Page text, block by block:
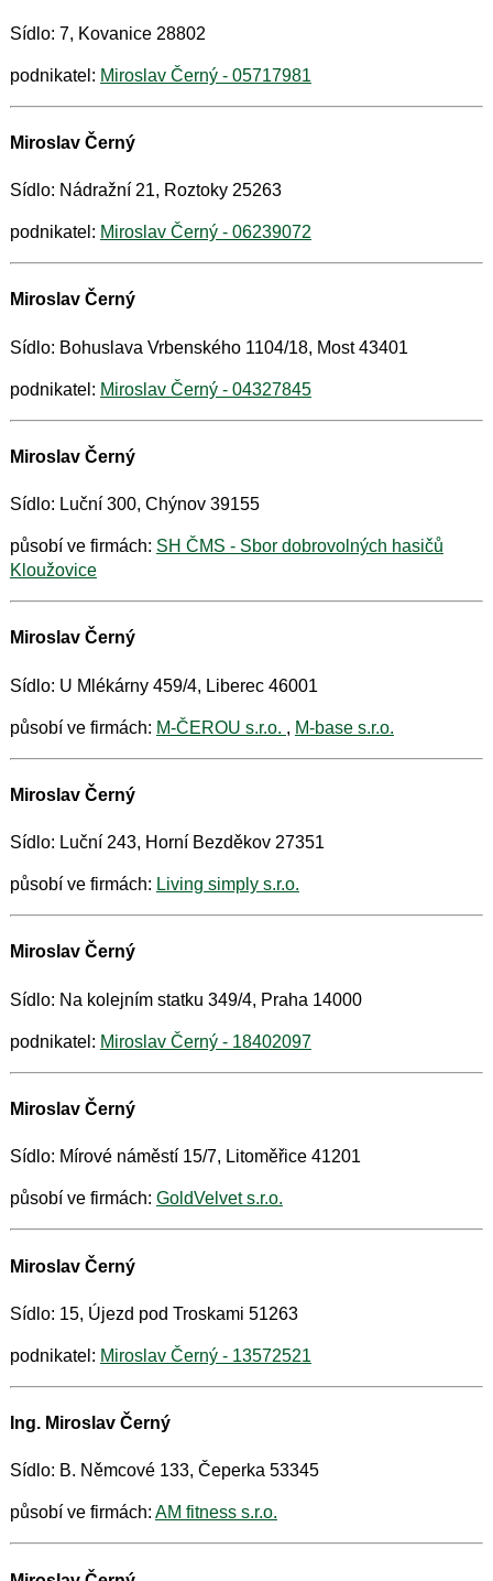
Sídlo: 7, Kovanice 28802
podnikatel: Miroslav Černý - 05717981
Miroslav Černý
Sídlo: Nádražní 21, Roztoky 25263
podnikatel: Miroslav Černý - 06239072
Miroslav Černý
Sídlo: Bohuslava Vrbenského 1104/18, Most 43401
podnikatel: Miroslav Černý - 04327845
Miroslav Černý
Sídlo: Luční 300, Chýnov 39155
působí ve firmách: SH ČMS - Sbor dobrovolných hasičů
Kloužovice
Miroslav Černý
Sídlo: U Mlékárny 459/4, Liberec 46001
působí ve firmách: M-ČEROU s.r.o. , M-base s.r.o.
Miroslav Černý
Sídlo: Luční 243, Horní Bezděkov 27351
působí ve firmách: Living simply s.r.o.
Miroslav Černý
Sídlo: Na kolejním statku 349/4, Praha 14000
podnikatel: Miroslav Černý - 18402097
Miroslav Černý
Sídlo: Mírové náměstí 15/7, Litoměřice 41201
působí ve firmách: GoldVelvet s.r.o.
Miroslav Černý
Sídlo: 15, Újezd pod Troskami 51263
podnikatel: Miroslav Černý - 13572521
Ing. Miroslav Černý
Sídlo: B. Němcové 133, Čeperka 53345
působí ve firmách: AM fitness s.r.o.